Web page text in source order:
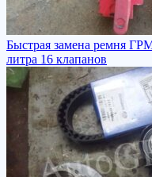
Быстрая замена ремня
литра 16 клапанов